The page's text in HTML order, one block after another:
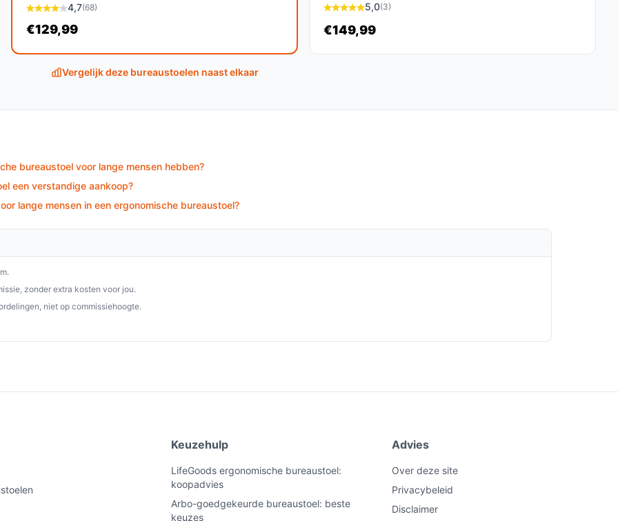
sta-bureaus, dankzij de verstelbare
bureaustoelen?
deze kruk een actieve zithouding en
keuze voor iedereen die actief en
en ondersteuning, ongeacht je
4,7(68)
€129,99
5,0(3)
€149,99
Vergelijk deze bureaustoelen naast elkaar
bureaustoel voor lange mensen hebben?
een verstandige aankoop?
lange mensen in een ergonomische bureaustoel?
zonder extra kosten voor jou.
niet op commissiehoogte.
Keuzehulp
LifeGoods ergonomische bureaustoel:
koopadvies
Arbo-goedgekeurde bureaustoel: beste
keuzes
Advies
Over deze site
Privacybeleid
Disclaimer